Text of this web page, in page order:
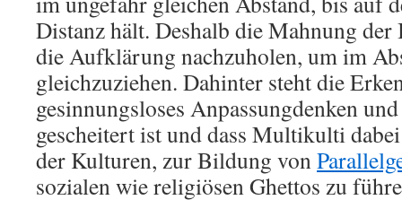
Distanz hält. Deshalb die Mahnung
die Aufklärung nachzuholen, um im
gleichzuziehen. Dahinter steht die
gesinnungsloses Anpassungdenken
gescheitert ist und dass Multikulti
der Kulturen, zur Bildung von
sozialen wie religiösen Ghettos zu